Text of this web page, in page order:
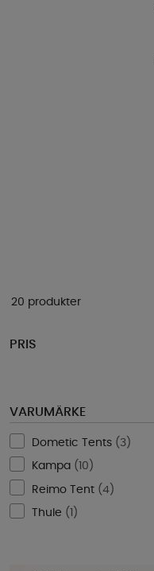
20 produkter
PRIS
VARUMÄRKE
Dometic Tents ( 3)
Kampa ( 10 )
Reimo Tent (4 )
Thule (1 )